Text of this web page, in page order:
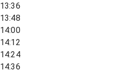
13:36
13:48
14:00
14:12
14:24
14:36